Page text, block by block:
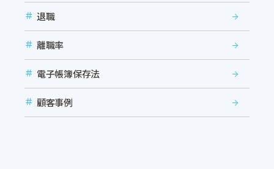
退職
離職率
電子帳簿保存法
顧客事例